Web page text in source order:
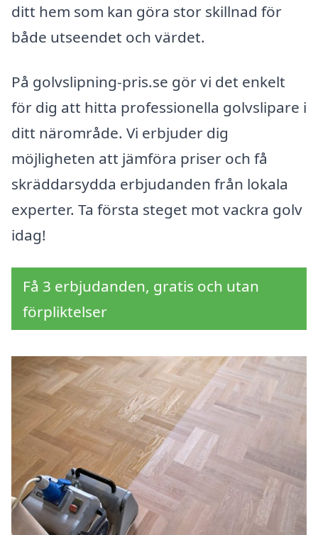
ditt hem som kan göra stor skillnad för
både utseendet och värdet.
På golvslipning-pris.se gör vi det enkelt
för dig att hitta professionella golvslipare i
ditt närområde. Vi erbjuder dig
möjligheten att jämföra priser och få
skräddarsydda erbjudanden från lokala
experter. Ta första steget mot vackra golv
idag!
Få 3 erbjudanden, gratis och utan
förpliktelser